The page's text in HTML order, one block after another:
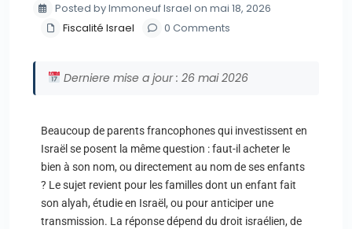
Posted by Immoneuf Israel on mai 18, 2026
Fiscalité Israel
0 Comments
Derniere mise a jour : 26 mai 2026
Beaucoup de parents francophones qui investissent en
Israël se posent la même question : faut-il acheter le
bien à son nom, ou directement au nom de ses enfants
? Le sujet revient pour les familles dont un enfant fait
son alyah, étudie en Israël, ou pour anticiper une
transmission. La réponse dépend du droit israélien, de